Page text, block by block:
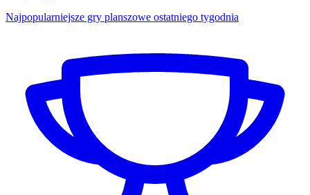
Najpopularniejsze gry planszowe ostatniego tygodnia